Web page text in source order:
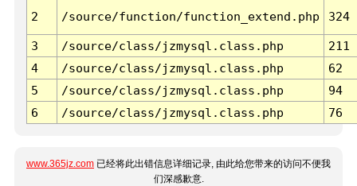
2 /source/function/function_extend.php 324
3 /source/class/jzmysql.class.php
211
4
/source/class/jzmysql.class.php
62
5
/source/class/jzmysql.class.php
94
6
/source/class/jzmysql.class.php 76
www.365jz.com 已经将此出错信息详细记录, 由此给您带来的访问不便我
们深感歉意.